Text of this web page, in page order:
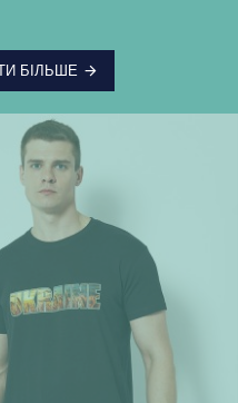
БІЛЬШЕ